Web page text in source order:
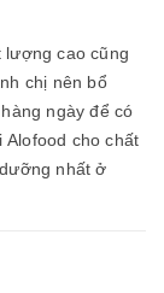
lượng cao cũng
chị nên bổ
ngày để có
Alofood cho chất
nhất ở